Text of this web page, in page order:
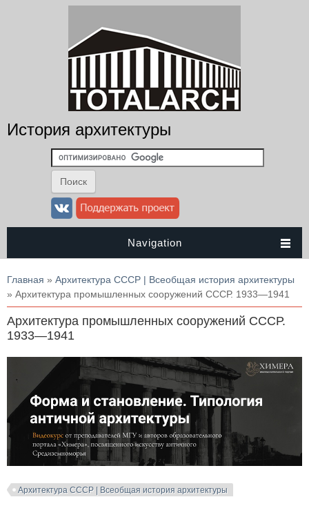
История архитектуры
Navigation
Вы здесь
Главная » Архитектура СССР | Всеобщая история архитектуры
» Архитектура промышленных сооружений СССР. 1933—1941
Архитектура промышленных сооружений СССР.
1933—1941
Архитектура СССР | Всеобщая история архитектуры